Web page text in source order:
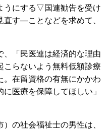
うにする▽国連勧告を受け
直す―ことなどを求めて、
「民医連は経済的な理由
こらないよう無料低額診療
。在留資格の有無にかかわ
医療を保障してほしい」
の社会福祉士の男性は、